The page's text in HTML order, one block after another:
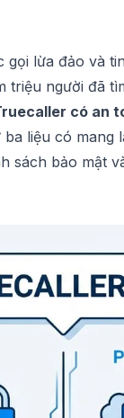
lừa đảo và
người đã
có an
liệu có mang
sách bảo mật